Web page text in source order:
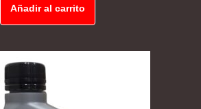
Añadir al carrito